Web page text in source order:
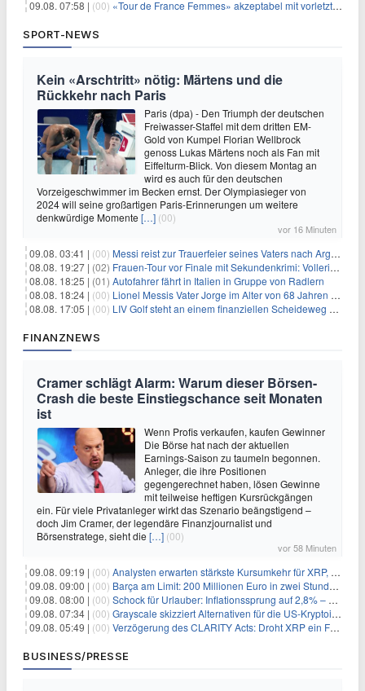
09.08. 07:58 | (00) «Tour de France Femmes» akzeptabel mit vorletzter Etappe
SPORT-NEWS
Kein «Arschtritt» nötig: Märtens und die
Rückkehr nach Paris
Paris (dpa) - Den Triumph der deutschen
Freiwasser-Staffel mit dem dritten EM-
Gold von Kumpel Florian Wellbrock
genoss Lukas Märtens noch als Fan mit
Eiffelturm-Blick. Von diesem Montag an
wird es auch für den deutschen
Vorzeigeschwimmer im Becken ernst. Der Olympiasieger von
2024 will seine großartigen Paris-Erinnerungen um weitere
denkwürdige Momente […] (00)
vor 16 Minuten
09.08. 03:41 | (00) Messi reist zur Trauerfeier seines Vaters nach Argentinien
08.08. 19:27 | (02) Frauen-Tour vor Finale mit Sekundenkrimi: Vollering in Gelb
08.08. 18:25 | (01) Autofahrer fährt in Italien in Gruppe von Radlern
08.08. 18:24 | (00) Lionel Messis Vater Jorge im Alter von 68 Jahren gestorben
08.08. 17:05 | (00) LIV Golf steht an einem finanziellen Scheideweg auf der Suche nach neuen Investitionen
FINANZNEWS
Cramer schlägt Alarm: Warum dieser Börsen-
Crash die beste Einstiegschance seit Monaten
ist
Wenn Profis verkaufen, kaufen Gewinner
Die Börse hat nach der aktuellen
Earnings-Saison zu taumeln begonnen.
Anleger, die ihre Positionen
gegengerechnet haben, lösen Gewinne
mit teilweise heftigen Kursrückgängen
ein. Für viele Privatanleger wirkt das Szenario beängstigend –
doch Jim Cramer, der legendäre Finanzjournalist und
Börsenstratege, sieht die […] (00)
vor 58 Minuten
09.08. 09:19 | (00) Analysten erwarten stärkste Kursumkehr für XRP, während Polymarket skeptisch bleibt
09.08. 09:00 | (00) Barça am Limit: 200 Millionen Euro in zwei Stunden – warum dieser Schuldentrip hochgefährlich wird
09.08. 08:00 | (00) Schock für Urlauber: Inflationssprung auf 2,8% – Diese Preise explodieren jetzt
09.08. 07:34 | (00) Grayscale skizziert Alternativen für die US-Kryptoindustrie ohne CLARITY Act
09.08. 05:49 | (00) Verzögerung des CLARITY Acts: Droht XRP ein Fall unter die $1-Marke?
BUSINESS/PRESSE